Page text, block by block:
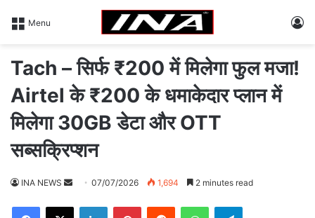
Menu
Tach – सिर्फ ₹200 में मिलेगा फुल मजा!
Airtel के ₹200 के धमाकेदार प्लान में
मिलेगा 30GB डेटा और OTT
सब्सक्रिप्शन
INA NEWS 07/07/2026 1,694 2 minutes read